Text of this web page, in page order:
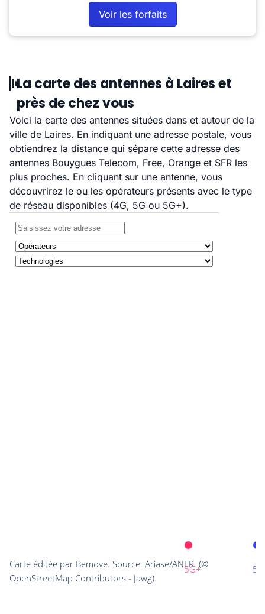
Voir les forfaits
La carte des antennes à Laires et
près de chez vous
Voici la carte des antennes situées dans et autour de la
ville de Laires. En indiquant une adresse postale, vous
obtiendrez la distance qui sépare cette adresse des
antennes Bouygues Telecom, Free, Orange et SFR les
plus proches. En cliquant sur une antenne, vous
découvrirez le ou les opérateurs présents avec le type
de réseau disponibles (4G, 5G ou 5G+).